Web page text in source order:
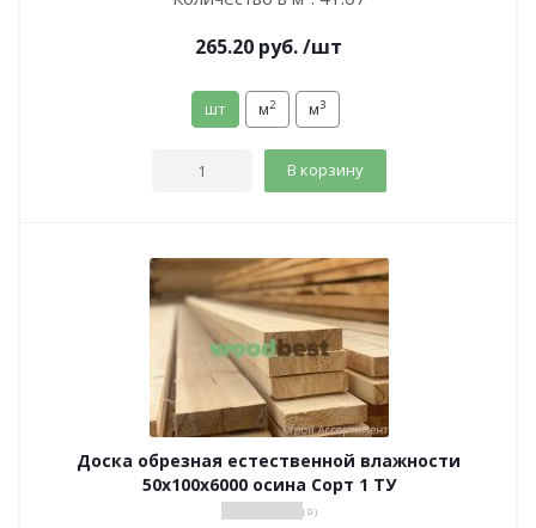
265.20 руб./шт
шт м2 м3
В корзину
Доска обрезная естественной влажности
50х100х6000 осина Сорт 1 ТУ
( 0 )